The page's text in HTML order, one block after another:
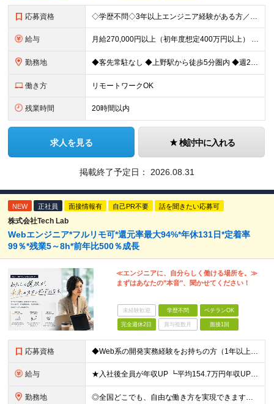
応募資格 ◇学歴不問◇3年以上エンジニア経験がある方／人柄重視の採用です 必須条件―MUST― ■3年以上エンジニア経験がある方 ■C#、Java、Node.js、VB.NETを使った実務経験がある方 《
給与 月給270,000円以上（初年度想定400万円以上） ※ご経験やスキル、前職給等を考慮して給与額を決定します。 ※試用期間は3ヶ月間となります。期間中の待遇に変更はありません。 ★社員の昇給率はほ
勤務地 ◆客先常駐なし ◆上野駅から徒歩5分圏内 ◆週2回のリモートワーク実施中 ◆転勤なし 上野の各オフィスでの勤務となります。 ￣￣￣￣￣￣￣￣￣￣￣￣￣￣￣￣￣ ＜本社＞ 東京都台東区上野7-2-8
働き方 リモートワークOK
残業時間 20時間以内
求人を見る 検討中に入れる
掲載終了予定日： 2026.08.31
NEW 正社員 面接情報有 自己PR不要 話を聞きたい応募可
株式会社Tech Lab
Webエンジニア*フルリモ可*還元率最大94%*年休131日*定着率
99％*残業5～8h*前年比500％成長
≪エンジニアに、自分らしく働ける場所を。≫
まずはあなたの"本音"、聞かせてください！
未経験歓迎 学歴不問 ベテランOK
完全週休2日 賞与複数月 面接1回
応募資格 ◆Web系の開発実務経験をお持ちの方（1年以上） ◆学歴不問 ◆既卒・第二新卒OK ☆Tech Labの事業内容、ビジョンに共感できる⽅はぜひご応募ください！ ☆意欲重視の採用です！ 「経歴に自信が
給与 ★入社後全員が年収UP ┗平均154.7万円年収UP！ ┗最大380万円UPの実績もあり 月給35万円～100万円＋決算賞与＋各種手当 【 給与イメージ 】 ◆経験1年以上…月給35万円～＋決算賞
勤務地 ◎全国どこでも、自由な働き方を実現できます！ 全国のプロジェクト先やフルリモート環境での勤務も可能です。 ＼自由度の高い働き方、叶えます／ ・フルリモートで働きたい ・ハイブリットに働きたい ・家庭